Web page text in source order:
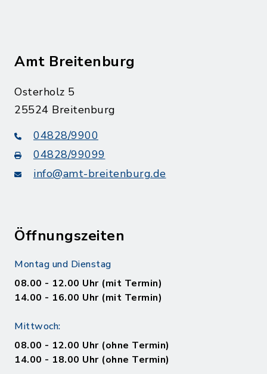
Amt Breitenburg
Osterholz 5
25524 Breitenburg
04828/9900
04828/99099
info@amt-breitenburg.de
Öffnungszeiten
Montag und Dienstag
08.00 - 12.00 Uhr (mit Termin)
14.00 - 16.00 Uhr (mit Termin)
Mittwoch:
08.00 - 12.00 Uhr (ohne Termin)
14.00 - 18.00 Uhr (ohne Termin)